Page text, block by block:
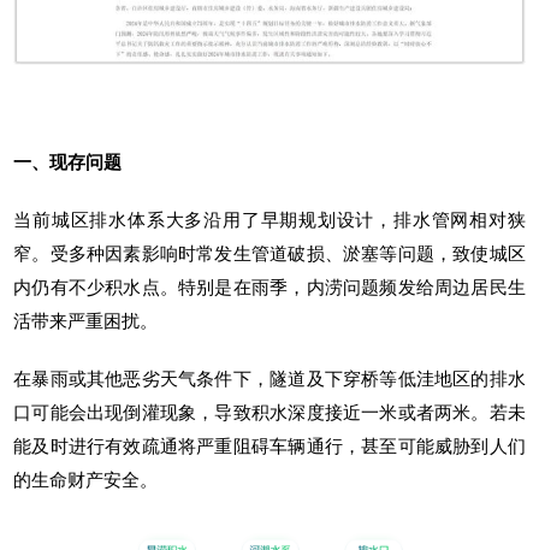
一、现存问题
当前城区排水体系大多沿用了早期规划设计，排水管网相对狭
窄。受多种因素影响时常发生管道破损、淤塞等问题，致使城区
内仍有不少积水点。特别是在雨季，内涝问题频发给周边居民生
活带来严重困扰。
在暴雨或其他恶劣天气条件下，隧道及下穿桥等低洼地区的排水
口可能会出现倒灌现象，导致积水深度接近一米或者两米。若未
能及时进行有效疏通将严重阻碍车辆通行，甚至可能威胁到人们
的生命财产安全。